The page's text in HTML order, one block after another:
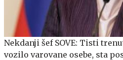
Nekdanji šef SOVE: Tisti
vozilo varovane osebe, sta